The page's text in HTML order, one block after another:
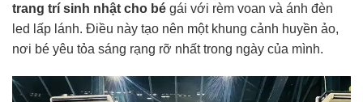
trang trí sinh nhật cho bé gái với rèm voan và ánh đèn
led lấp lánh. Điều này tạo nên một khung cảnh huyền ảo,
nơi bé yêu tỏa sáng rạng rỡ nhất trong ngày của mình.